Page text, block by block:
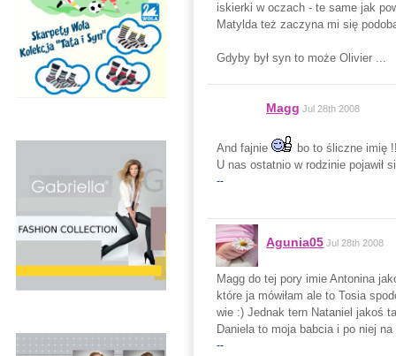
iskierki w oczach - te same jak
Matylda też zaczyna mi się
Gdyby był syn to może Olivier ...
Magg Jul 28th 2008
And fajnie
bo to śliczne imię
U nas ostatnio w rodzinie pojawił
--
Agunia05 Jul 28th 2008
Magg do tej pory imie Antonina
które ja mówiłam ale to Tosia
wie :) Jednak tern Nataniel jakoś
Daniela to moja babcia i po niej
--